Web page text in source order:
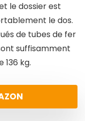
le dossier est
le dos.
de tubes de fer
suffisamment
kg.